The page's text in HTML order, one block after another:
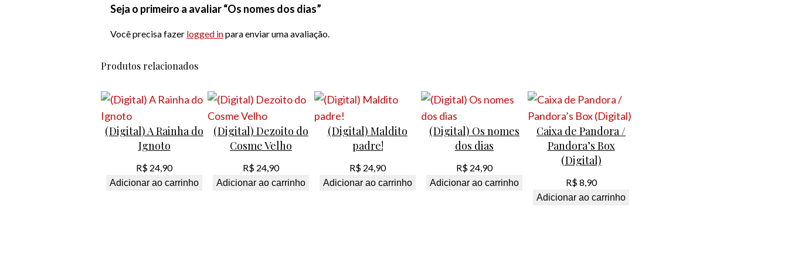
Seja o primeiro a avaliar “Os nomes dos dias”
Você precisa fazer logged inpara enviar uma avaliação.
Produtos relacionados
(Digital) A Rainha do
Ignoto
R$ 24,90
Adicionar ao carrinho
(Digital) Dezoito do
Cosme Velho
R$ 24,90
Adicionar ao carrinho
(Digital) Maldito
padre!
R$ 24,90
Adicionar ao carrinho
(Digital) Os nomes
dos dias
R$ 24,90
Adicionar ao carrinho
Caixa de Pandora /
Pandora’s Box
(Digital)
R$8,90
Adicionar ao carrinho